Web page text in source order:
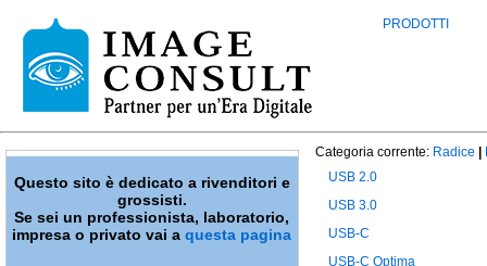
PRODOTTI
Questo sito è dedicato a rivenditori e
grossisti.
Se sei un professionista, laboratorio,
impresa o privato vai aquesta pagina
Categoria corrente: Radice
USB 2.0
USB 3.0
USB-C
USB-C Optima